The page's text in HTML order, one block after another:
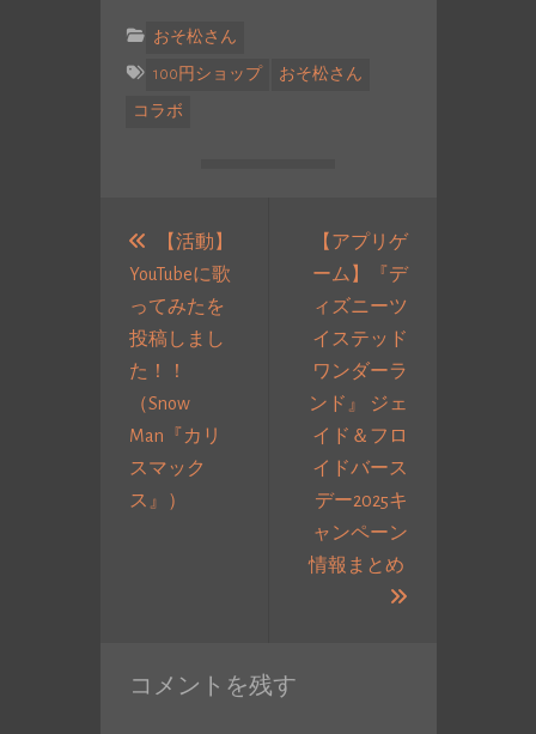
おそ松さん
100円ショップ おそ松さん
コラボ
【活動】
YouTubeに歌
ってみたを
投稿しまし
た！！
（Snow
Man『カリ
スマック
ス』）
【アプリゲ
ーム】『デ
ィズニーツ
イステッド
ワンダーラ
ンド』 ジェ
イド＆フロ
イドバース
デー2025キ
ャンペーン
情報まとめ
次
コメントを残す